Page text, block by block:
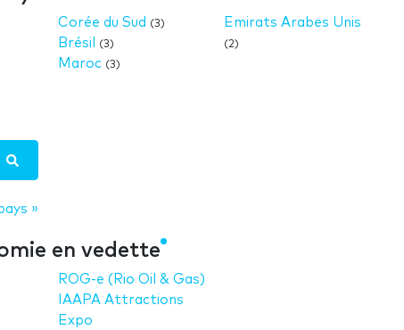
Corée du Sud (3)
Brésil (3)
Maroc (3)
Emirats Arabes Unis
(2)
»
en vedette
ROG-e (Rio Oil & Gas)
IAAPA Attractions
Expo